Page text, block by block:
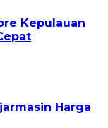
Kepulauan
Harga